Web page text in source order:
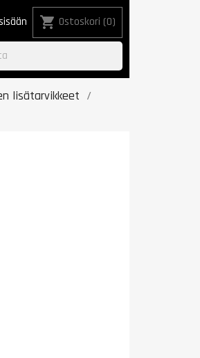
shopping_cart Ostoskori (0)
lisätarvikkeet